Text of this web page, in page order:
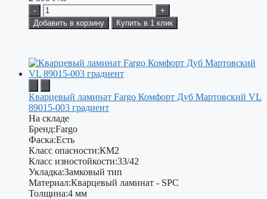
-
+
Добавить в корзину
Купить в 1 клик
Кварцевый ламинат Fargo Комфорт Дуб Мартовский VL
89015-003 градиент
На складе
Бренд:Fargo
Фаска:Есть
Класс опасности:КМ2
Класс изностойкости:33/42
Укладка:Замковый тип
Материал:Кварцевый ламинат - SPC
Толщина:4 мм